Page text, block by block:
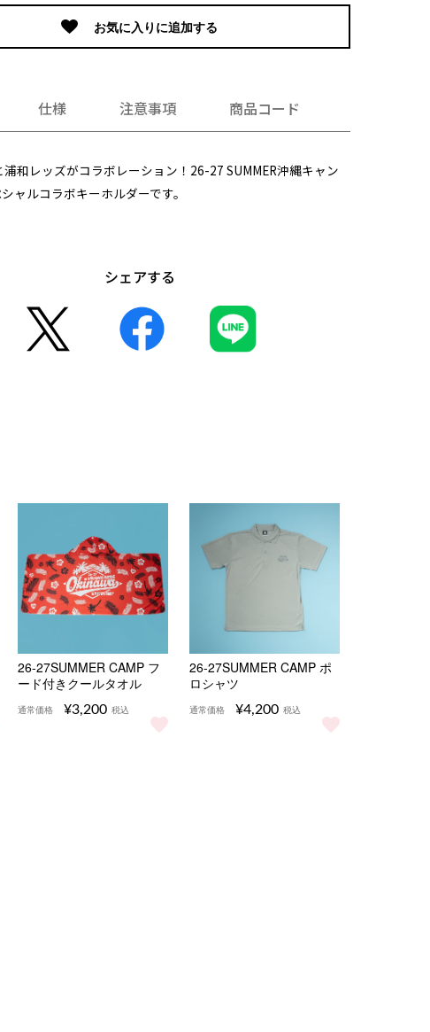
お気に入りに追加する
仕様 注意事項 商品コード
浦和レッズがコラボレーション！26-27 SUMMER沖縄キャン
ャルコラボキーホルダーです。
シェアする
ール をもっと見る
グ をもっと見る
26-27SUMMER CAMP フ
ード付きクールタオル
通常価格 ¥3,200 税込
26-27SUMMER CAMP フード付きクールタオル をもっと見る
26-27SUMMER CAMP ポ
ロシャツ
通常価格 ¥4,200 税込
26-27SUMMER CAMP ポロシャツ